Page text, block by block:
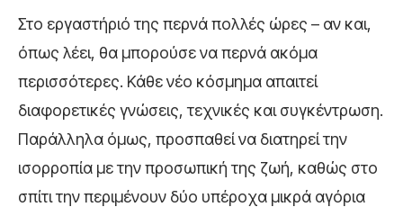
Στο εργαστήριό της περνά πολλές ώρες – αν και,
όπως λέει, θα μπορούσε να περνά ακόμα
περισσότερες. Κάθε νέο κόσμημα απαιτεί
διαφορετικές γνώσεις, τεχνικές και συγκέντρωση.
Παράλληλα όμως, προσπαθεί να διατηρεί την
ισορροπία με την προσωπική της ζωή, καθώς στο
σπίτι την περιμένουν δύο υπέροχα μικρά αγόρια